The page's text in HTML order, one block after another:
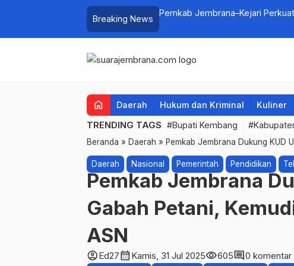
Breaking News
Pemkab Jembrana–Kejari
home Daerah Hukum dan Kriminal Kuliner
TRENDING TAGS #Bupati Kembang
Beranda » Daerah » Pemkab Jembrana Dukung KUD
Daerah Nasional Pemerintah Pendidikan
Pemkab Jembrana
Gabah Petani,
ASN
account_circleEd27calendar_month Kamis, 31 Jul 2025visibility605comment0 komentar